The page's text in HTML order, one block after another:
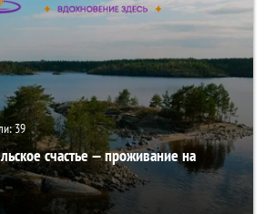
39
счастье — проживание на